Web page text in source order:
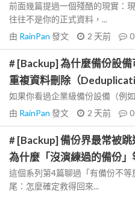
前面幾篇提過一個殘酷的現實：
往往不是你的正式資料，...
由 RainPan 發文 2 天前 0
# [Backup] 為什麼備份設
重複資料刪除（
如果你看過企業級備份設備（例
由 RainPan 發文 2 天前 0
# [Backup] 備份界最常被
為什麼「沒演練過的備份
這個系列第4篇聊過「有備份不
尾：怎麼確定救得回來...